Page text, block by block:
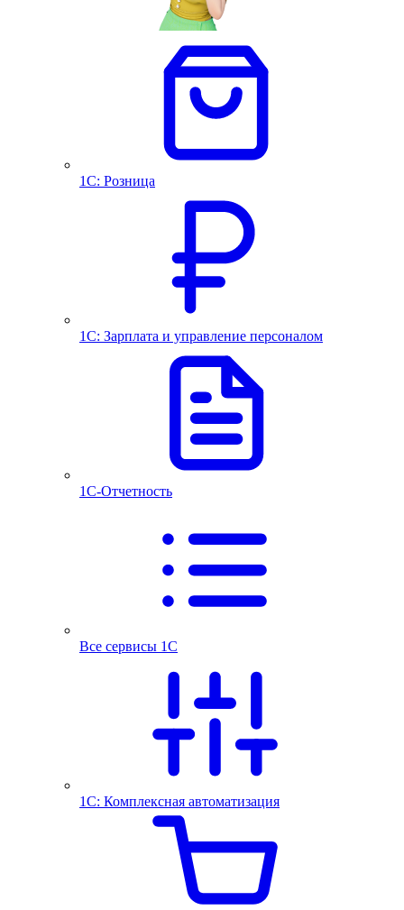
1С: Розница
1С: Зарплата и управление персоналом
1С-Отчетность
Все сервисы 1С
1С: Комплексная автоматизация